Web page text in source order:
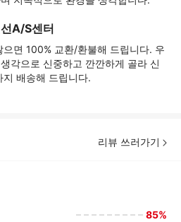
A/S센터
으면 100% 교환/환불해 드립니다. 우
각으로 신중하고 깐깐하게 골라 신
배송해 드립니다.
리뷰 쓰러가기
85%